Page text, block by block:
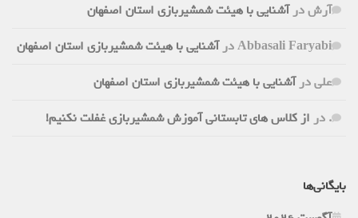
آرشدرآشنایی با هیئت شمشیربازی استان اصفهان
Abbasali Faryabiدرآشنایی با هیئت شمشیربازی استان اصفهان
علیدرآشنایی با هیئت شمشیربازی استان اصفهان
.دراز کلاس های تابستانی آموزش شمشیربازی غفلت نکنیم!
بایگانی‌ها